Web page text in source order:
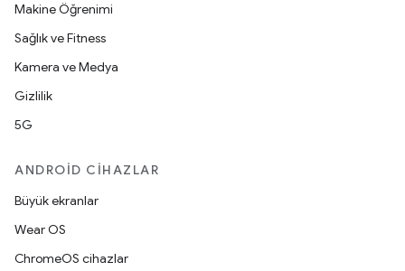
Makine Öğrenimi
Sağlık ve Fitness
Kamera ve Medya
Gizlilik
5G
ANDROID CIHAZLAR
Büyük ekranlar
Wear OS
ChromeOS cihazlar